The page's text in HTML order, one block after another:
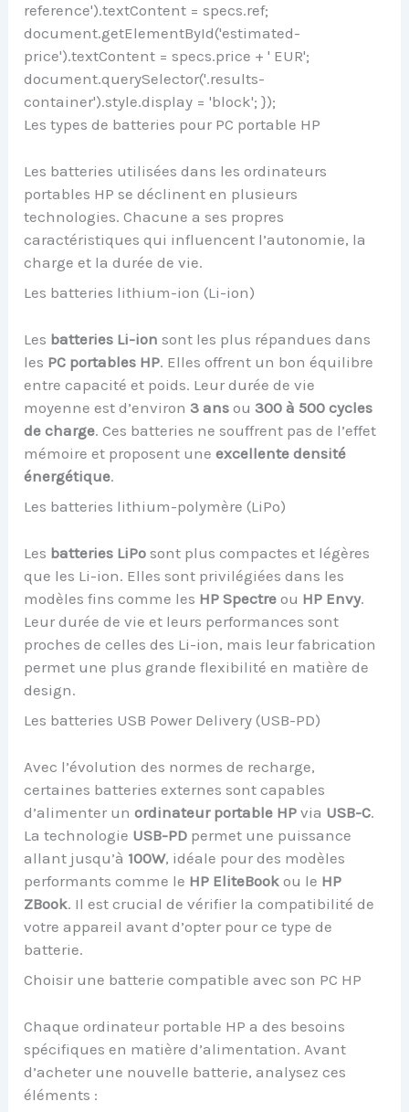
reference').textContent = specs.ref;
document.getElementById('estimated-
price').textContent = specs.price + ' EUR';
document.querySelector('.results-
container').style.display = 'block'; });
Les types de batteries pour PC portable HP
Les batteries utilisées dans les ordinateurs
portables HP se déclinent en plusieurs
technologies. Chacune a ses propres
caractéristiques qui influencent l’autonomie, la
charge et la durée de vie.
Les batteries lithium-ion (Li-ion)
Les batteries Li-ion sont les plus répandues dans
les PC portables HP. Elles offrent un bon équilibre
entre capacité et poids. Leur durée de vie
moyenne est d’environ3 ans ou300 à 500 cycles
de charge. Ces batteries ne souffrent pas de l’effet
mémoire et proposent uneexcellente densité
énergétique.
Les batteries lithium-polymère (LiPo)
Les batteries LiPo sont plus compactes et légères
que les Li-ion. Elles sont privilégiées dans les
modèles fins comme les HP Spectre ou HP Envy.
Leur durée de vie et leurs performances sont
proches de celles des Li-ion, mais leur fabrication
permet une plus grande flexibilité en matière de
design.
Les batteries USB Power Delivery (USB-PD)
Avec l’évolution des normes de recharge,
certaines batteries externes sont capables
d’alimenter unordinateur portable HP via USB-C.
La technologie USB-PD permet une puissance
allant jusqu’à 100W, idéale pour des modèles
performants comme le HP EliteBook ou le HP
ZBook. Il est crucial de vérifier la compatibilité de
votre appareil avant d’opter pour ce type de
batterie.
Choisir une batterie compatible avec son PC HP
Chaque ordinateur portable HP a des besoins
spécifiques en matière d’alimentation. Avant
d’acheter une nouvelle batterie, analysez ces
éléments :